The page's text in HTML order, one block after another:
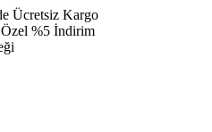
Ücretsiz Kargo
%5 İndirim